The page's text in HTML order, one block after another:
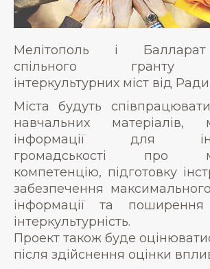
Мелітополь і Балларат
спільного гранту
інтеркультурних міст від
Міста будуть
навчальних матеріалів,
інформації для
громадськості про
компетенцію, підготовку
забезпечення
інформації та
інтеркультурність.
Проект також буде
після здійснення оцінки